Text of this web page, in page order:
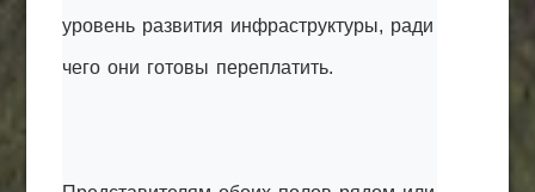
уровень развития инфраструктуры, ради
чего они готовы переплатить.